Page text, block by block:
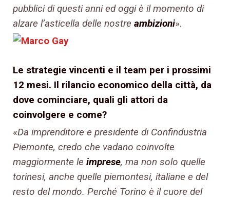
pubblici di questi anni ed oggi è il momento di
alzare l’asticella delle nostre ambizioni».
Le strategie vincenti e il team per i prossimi
12 mesi. Il rilancio economico della città, da
dove cominciare, quali gli attori da
coinvolgere e come?
«Da imprenditore e presidente di Confindustria
Piemonte, credo che vadano coinvolte
maggiormente le imprese, ma non solo quelle
torinesi, anche quelle piemontesi, italiane e del
resto del mondo. Perché Torino è il cuore del